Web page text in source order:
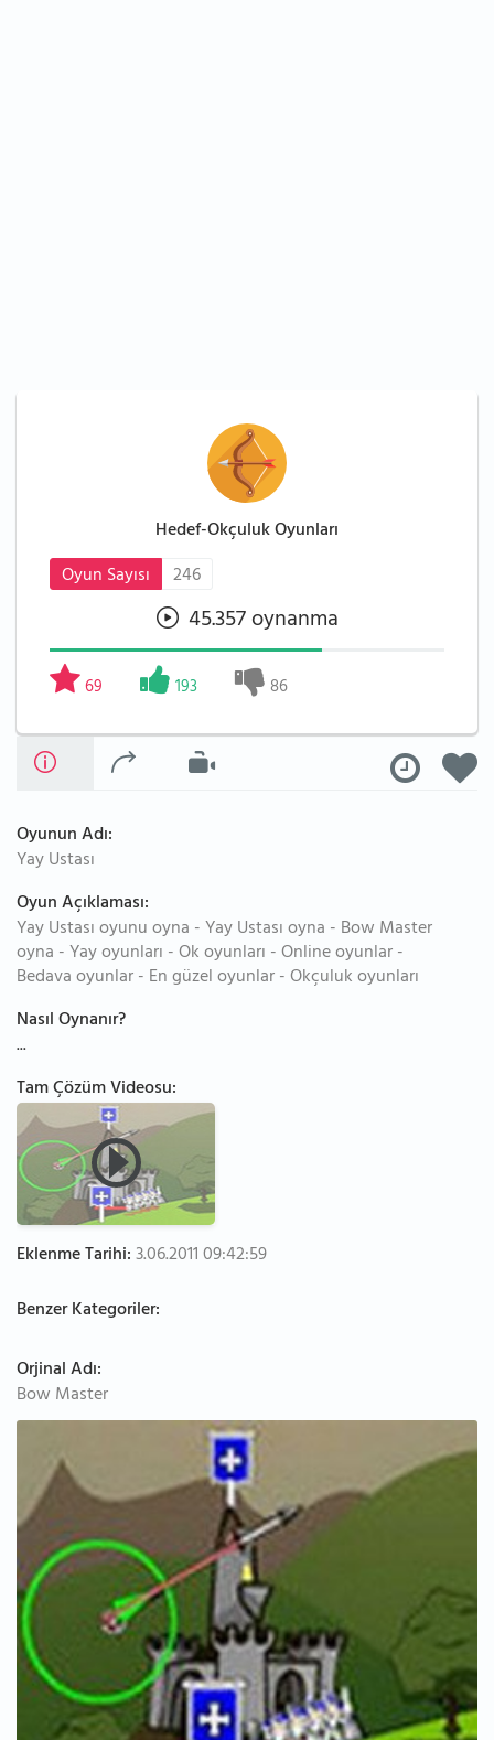
Hedef-Okçuluk Oyunları
Oyun Sayısı
246
45.357 oynanma
69 193 86
Oyunun Adı:
Yay Ustası
Oyun Açıklaması:
Yay Ustası oyunu oyna - Yay Ustası oyna - Bow Master
oyna - Yay oyunları - Ok oyunları - Online oyunlar -
Bedava oyunlar - En güzel oyunlar - Okçuluk oyunları
Nasıl Oynanır?
...
Tam Çözüm Videosu:
Eklenme Tarihi:3.06.2011 09:42:59
Benzer Kategoriler:
Orjinal Adı:
Bow Master